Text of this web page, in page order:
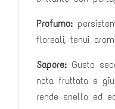
Profumo:
floreali, tenui
Sapore: Gusto
nota fruttata e
rende snello ed